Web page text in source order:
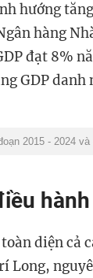
hướng
hàng
đạt 8%
GDP
2015 - 2024 và
hành
diện cả
Long,